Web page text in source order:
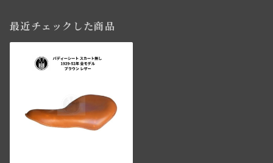
最近チェックした商品